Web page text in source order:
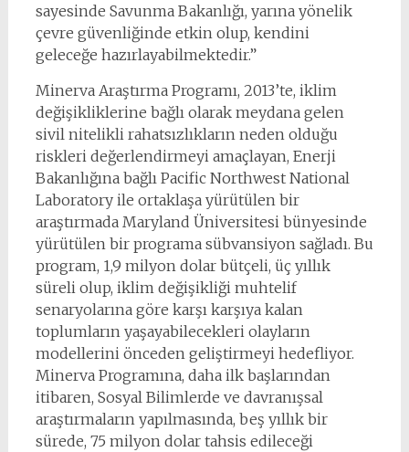
sayesinde Savunma Bakanlığı, yarına yönelik
çevre güvenliğinde etkin olup, kendini
geleceğe hazırlayabilmektedir.”
Minerva Araştırma Programı, 2013’te, iklim
değişikliklerine bağlı olarak meydana gelen
sivil nitelikli rahatsızlıkların neden olduğu
riskleri değerlendirmeyi amaçlayan, Enerji
Bakanlığına bağlı Pacific Northwest National
Laboratory ile ortaklaşa yürütülen bir
araştırmada Maryland Üniversitesi bünyesinde
yürütülen bir programa sübvansiyon sağladı. Bu
program, 1,9 milyon dolar bütçeli, üç yıllık
süreli olup, iklim değişikliği muhtelif
senaryolarına göre karşı karşıya kalan
toplumların yaşayabilecekleri olayların
modellerini önceden geliştirmeyi hedefliyor.
Minerva Programına, daha ilk başlarından
itibaren, Sosyal Bilimlerde ve davranışsal
araştırmaların yapılmasında, beş yıllık bir
sürede, 75 milyon dolar tahsis edileceği